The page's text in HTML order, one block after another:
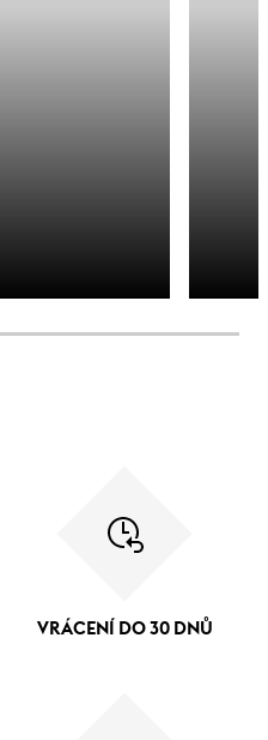
VRÁCENÍ DO 30 DNŮ